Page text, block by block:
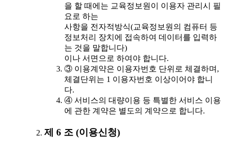
을 할 때에는 교육정보원이 이용자 관리시 필
요로 하는
사항을 전자적방식(교육정보원의 컴퓨터 등
정보처리 장치에 접속하여 데이터를 입력하
는 것을 말합니다)
이나 서면으로 하여야 합니다.
③ 이용계약은 이용자번호 단위로 체결하며,
체결단위는 1 이용자번호 이상이어야 합니
다.
④ 서비스의 대량이용 등 특별한 서비스 이용
에 관한 계약은 별도의 계약으로 합니다.
제 6 조 (이용신청)